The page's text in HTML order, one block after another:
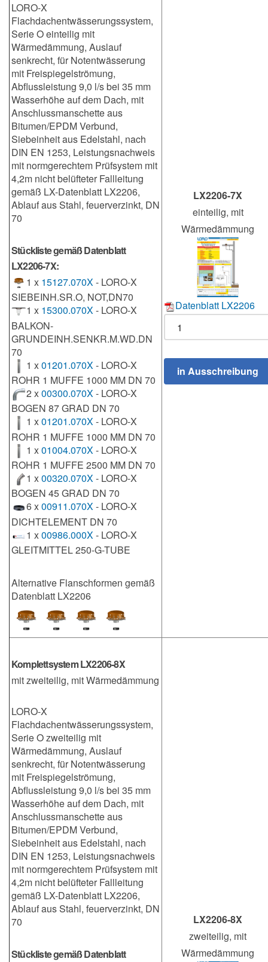
LORO-X
Flachdachentwässerungssystem,
Serie O einteilig mit
Wärmedämmung, Auslauf
senkrecht, für Notentwässerung
mit Freispiegelströmung,
Abflussleistung 9,0 l/s bei 35 mm
Wasserhöhe auf dem Dach, mit
Anschlussmanschette aus
Bitumen/EPDM Verbund,
Siebeinheit aus Edelstahl, nach
DIN EN 1253, Leistungsnachweis
mit normgerechtem Prüfsystem mit
4,2m nicht belüfteter Fallleitung
gemäß LX-Datenblatt LX2206,
Ablauf aus Stahl, feuerverzinkt, DN
70
Stückliste gemäß Datenblatt
LX2206-7X:
1 x 15127.070X- LORO-X
SIEBEINH.SR.O, NOT,DN70
1 x 15300.070X- LORO-X
BALKON-
GRUNDEINH.SENKR.M.WD.DN
70
1 x01201.070X- LORO-X
ROHR 1 MUFFE 1000 MM DN 70
2 x00300.070X- LORO-X
BOGEN 87 GRAD DN 70
1 x01201.070X- LORO-X
ROHR 1 MUFFE 1000 MM DN 70
1 x01004.070X - LORO-X
ROHR 1 MUFFE 2500 MM DN 70
1 x00320.070X- LORO-X
BOGEN 45 GRAD DN 70
6 x00911.070X- LORO-X
DICHTELEMENT DN 70
1 x00986.000X - LORO-X
GLEITMITTEL 250-G-TUBE
Alternative Flanschformen gemäß
Datenblatt LX2206
LX2206-7X
einteilig, mit
Wärmedämmung
Datenblatt LX2206
Komplettsystem LX2206-8X
mit zweiteilig, mit Wärmedämmung
LORO-X
Flachdachentwässerungssystem,
Serie O zweiteilig mit
Wärmedämmung, Auslauf
senkrecht, für Notentwässerung
mit Freispiegelströmung,
Abflussleistung 9,0 l/s bei 35 mm
Wasserhöhe auf dem Dach, mit
Anschlussmanschette aus
Bitumen/EPDM Verbund,
Siebeinheit aus Edelstahl, nach
DIN EN 1253, Leistungsnachweis
mit normgerechtem Prüfsystem mit
4,2m nicht belüfteter Fallleitung
gemäß LX-Datenblatt LX2206,
Ablauf aus Stahl, feuerverzinkt, DN
70
Stückliste gemäß Datenblatt
LX2206-8X
zweiteilig, mit
Wärmedämmung